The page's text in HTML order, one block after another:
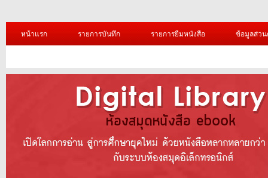
หน้าแรก รายการบันทึก รายการยืมหนังสือ ข้อมูลส่ว